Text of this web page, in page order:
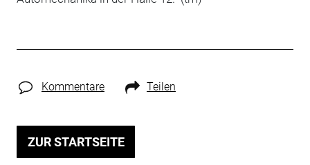
Kommentare Teilen
ZUR STARTSEITE